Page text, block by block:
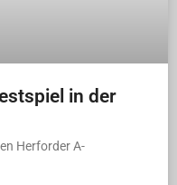
in der
Herforder A-